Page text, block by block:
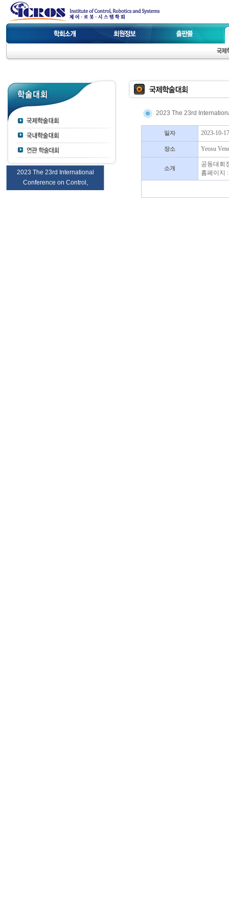
2023 The 23rd International
Conference on Control,
2023 The 23rd
일자 2023-10-
장소 Yeosu
소개
공동대회
홈페이지